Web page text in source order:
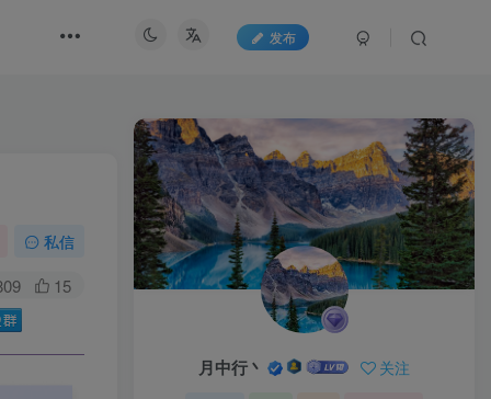
发布
私信
15
月中行丶 关注